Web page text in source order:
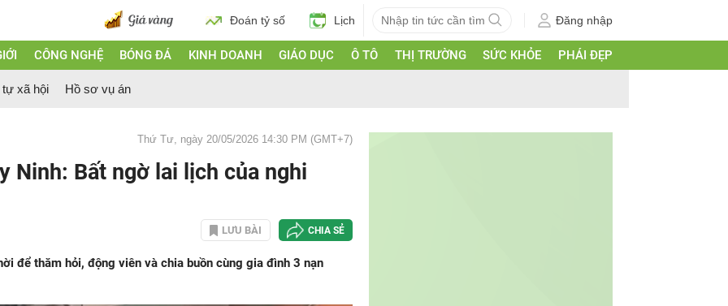
Đoán tỷ số Lịch Đăng nhập
CÔNG NGHỆ BÓNG ĐÁ KINH DOANH GIÁO DỤC Ô TÔ THỊ TRƯỜNG SỨC KHỎE PHÁI ĐẸP
tự xã hội Hồ sơ vụ án
Thứ Tư, ngày 20/05/2026 14:30 PM (GMT+7)
Ninh: Bất ngờ lai lịch của nghi
LƯU BÀI CHIA SẺ
để thăm hỏi, động viên và chia buồn cùng gia đình 3 nạn